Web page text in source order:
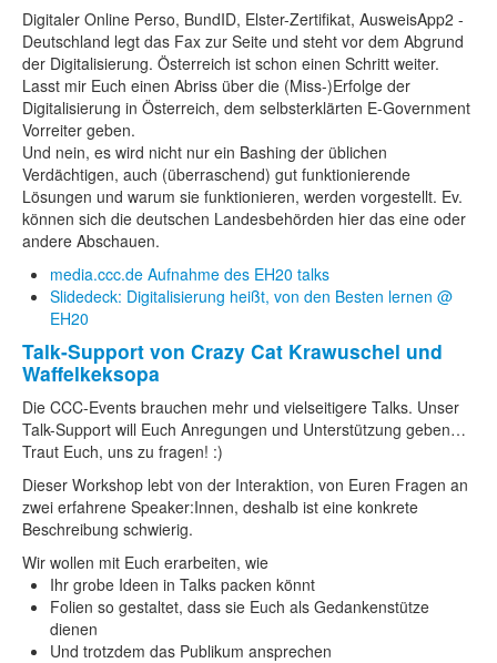
Digitaler Online Perso, BundID, Elster-Zertifikat, AusweisApp2 -
Deutschland legt das Fax zur Seite und steht vor dem Abgrund
der Digitalisierung. Österreich ist schon einen Schritt weiter.
Lasst mir Euch einen Abriss über die (Miss-)Erfolge der
Digitalisierung in Österreich, dem selbsterklärten E-Government
Vorreiter geben.
Und nein, es wird nicht nur ein Bashing der üblichen
Verdächtigen, auch (überraschend) gut funktionierende
Lösungen und warum sie funktionieren, werden vorgestellt. Ev.
können sich die deutschen Landesbehörden hier das eine oder
andere Abschauen.
media.ccc.de Aufnahme des EH20 talks
Slidedeck: Digitalisierung heißt, von den Besten lernen @
EH20
Talk-Support von Crazy Cat Krawuschel und
Waffelkeksopa
Die CCC-Events brauchen mehr und vielseitigere Talks. Unser
Talk-Support will Euch Anregungen und Unterstützung geben…
Traut Euch, uns zu fragen! :)
Dieser Workshop lebt von der Interaktion, von Euren Fragen an
zwei erfahrene Speaker:Innen, deshalb ist eine konkrete
Beschreibung schwierig.
Wir wollen mit Euch erarbeiten, wie
Ihr grobe Ideen in Talks packen könnt
Folien so gestaltet, dass sie Euch als Gedankenstütze
dienen
Und trotzdem das Publikum ansprechen